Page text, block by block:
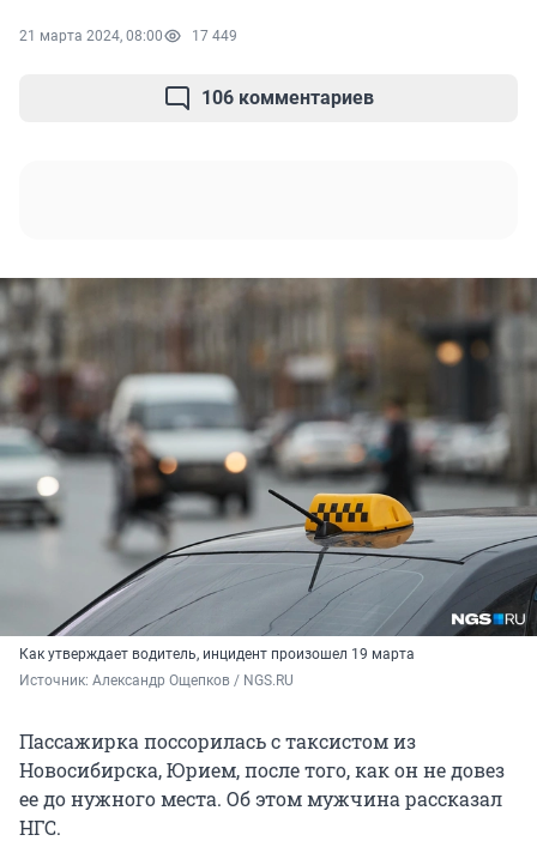
21 марта 2024, 08:00 17 449
106 комментариев
Как утверждает водитель, инцидент произошел 19 марта
Источник: Александр Ощепков / NGS.RU
Пассажирка поссорилась с таксистом из
Новосибирска, Юрием, после того, как он не довез
ее до нужного места. Об этом мужчина рассказал
НГС.